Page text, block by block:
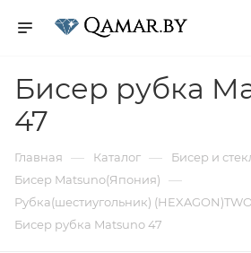
Бисер рубка
47
Главная — Каталог — Бисер и
Бисер Matsuno(Япония) —
Рубка(шестиугольник)
Бисер рубка Matsuno 47